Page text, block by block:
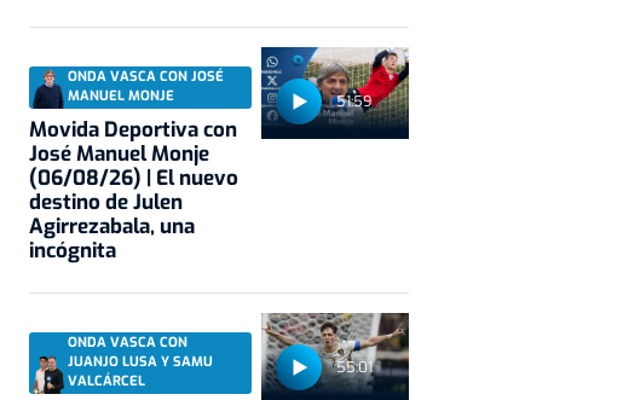
51:59
ONDA VASCA CON JOSÉ
MANUEL MONJE
Movida Deportiva con
José Manuel Monje
(06/08/26) | El nuevo
destino de Julen
Agirrezabala, una
incógnita
55:01
ONDA VASCA CON
JUANJO LUSA Y SAMU
VALCÁRCEL